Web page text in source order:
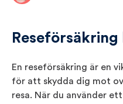
En reseförsäkring är en
för att skydda dig mot
resa. När du använder